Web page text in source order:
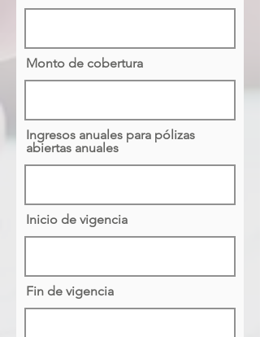
Monto de cobertura
Ingresos anuales para pólizas
abiertas anuales
Inicio de vigencia
Fin de vigencia